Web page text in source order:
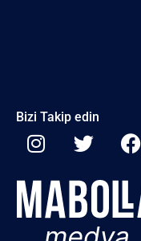
Bizi Takip edin